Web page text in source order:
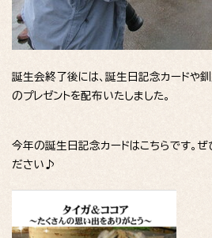
誕生会終了後には、誕生日記念カードや
のプレゼントを配布いたしました。
今年の誕生日記念カードはこちらです。ぜ
ださい♪